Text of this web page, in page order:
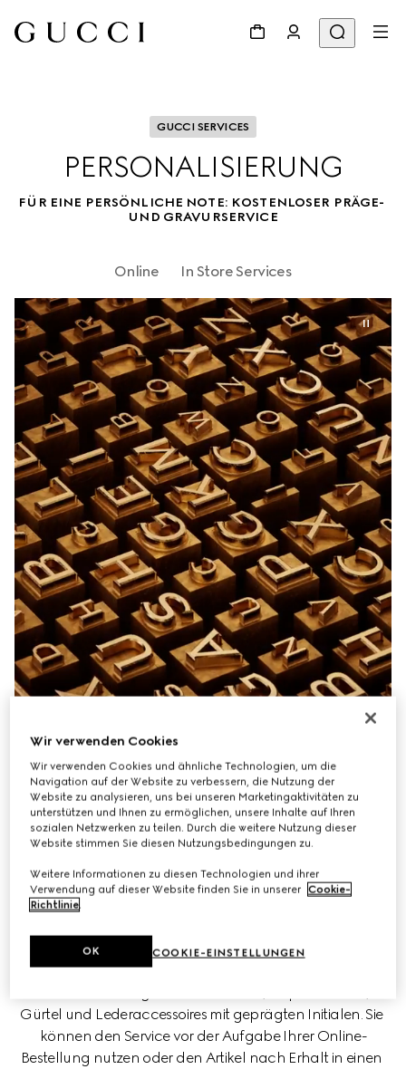
GUCCI SERVICES
PERSONALISIERUNG
FÜR EINE PERSÖNLICHE NOTE: KOSTENLOSER PRÄGE-
UND GRAVURSERVICE
Online In Store Services
Ob für sich selbst oder als Geschenk für eine besondere
Person – verleihen Sie Ihrem Gucci Artikel einen
persönlichen Touch.
ONLINE
Gürtel und Lederaccessoires mit geprägten Initialen. Sie
können den Service vor der Aufgabe Ihrer Online-
Bestellung nutzen oder den Artikel nach Erhalt in einen
Wir verwenden Cookies
Wir verwenden Cookies und ähnliche Technologien, um die
Navigation auf der Website zu verbessern, die Nutzung der
Website zu analysieren, uns bei unseren Marketingaktivitäten zu
unterstützen und Ihnen zu ermöglichen, unsere Inhalte auf Ihren
sozialen Netzwerken zu teilen. Durch die weitere Nutzung dieser
Website stimmen Sie diesen Nutzungsbedingungen zu.
Weitere Informationen zu diesen Technologien und ihrer
Verwendung auf dieser Website finden Sie in unserer Cookie-
Richtlinie.
COOKIE-EINSTELLUNGEN
OK